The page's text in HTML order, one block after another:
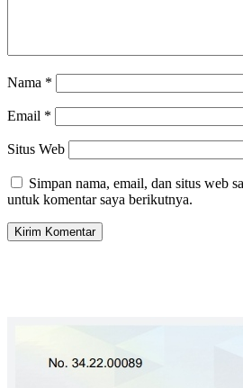
Nama *
Email *
Situs Web
Simpan nama, email, dan situs web
untuk komentar saya berikutnya.